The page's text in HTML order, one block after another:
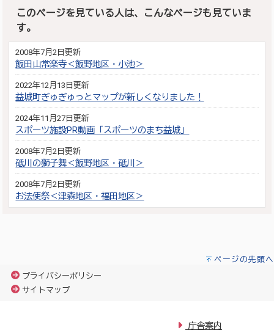
このページを見ている人は、こんなページも見ていま
す。
2008年7月2日更新
飯田山常楽寺＜飯野地区・小池＞
2022年12月13日更新
益城町ぎゅぎゅっとマップが新しくなりました！
2024年11月27日更新
スポーツ施設PR動画「スポーツのまち益城」
2008年7月2日更新
砥川の獅子舞＜飯野地区・砥川＞
2008年7月2日更新
お法使祭＜津森地区・福田地区＞
ページの先頭へ
プライバシーポリシー
サイトマップ
庁舎案内